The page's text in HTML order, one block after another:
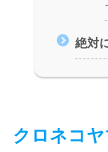
絶対
クロネコ